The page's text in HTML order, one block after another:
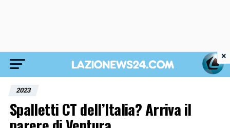
2023
Spalletti CT dell’Italia? Arriva il
×